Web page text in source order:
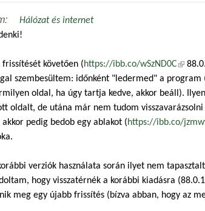
Hálózat és internet
frissítését követően (https://ibb.co/wSzND0C(külső
szembesültem: időnként "ledermed" a
oldal, ha úgy tartja kedve, akkor beáll).
oldalt, de utána már nem tudom visszavarázsolni
akkor pedig bedob egy ablakot (https://ibb.co/
verziók használata során ilyet nem
hogy visszatérnék a korábbi kiadásra
meg egy újabb frissítés (bízva abban, hogy az